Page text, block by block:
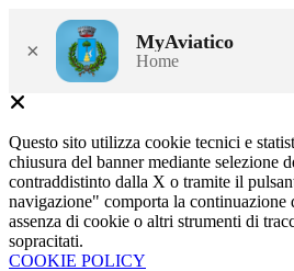
× MyAviatico
Home
Questo sito utilizza cookie tecnici e
chiusura del banner mediante selezione
contraddistinto dalla X o tramite il
navigazione" comporta la continuazione
assenza di cookie o altri strumenti di
sopracitati.
COOKIE POLICY